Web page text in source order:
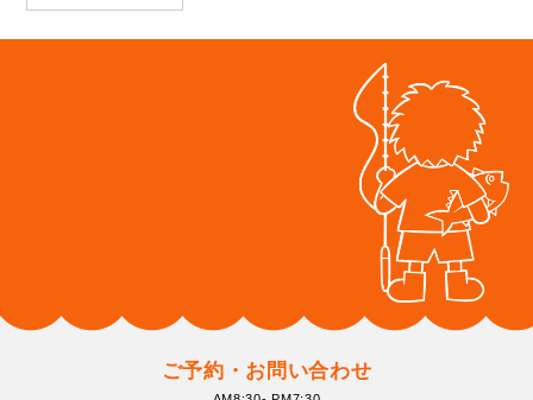
ご予約・お問い合わせ